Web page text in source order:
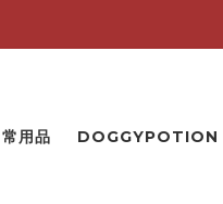
用品 DOGGYPOTION